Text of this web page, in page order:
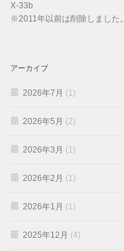
X-33b
※2011年以前は削除しました。
アーカイブ
2026年7月 (1)
2026年5月 (2)
2026年3月 (1)
2026年2月 (1)
2026年1月 (1)
2025年12月 (4)